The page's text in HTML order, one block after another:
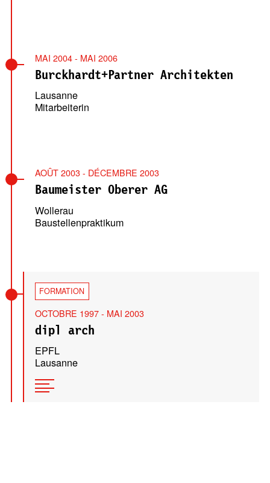
MAI 2004 - MAI 2006
Burckhardt+Partner Architekten
Lausanne
Mitarbeiterin
AOÛT 2003 - DÉCEMBRE 2003
Baumeister Oberer AG
Wollerau
Baustellenpraktikum
FORMATION
OCTOBRE 1997 - MAI 2003
dipl arch
EPFL
Lausanne